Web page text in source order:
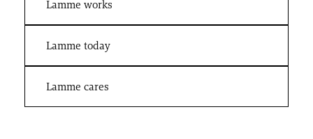
Lamme works
Lamme today
Lamme cares